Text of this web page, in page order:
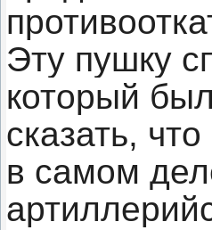
Эту пушку
который
сказать,
в самом